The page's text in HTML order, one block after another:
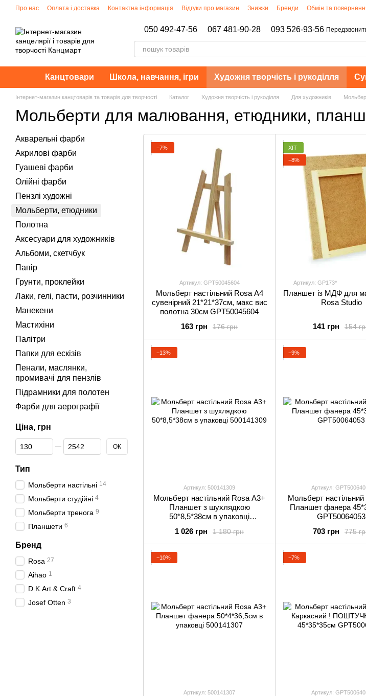
Перейти до основного контенту
Про нас Оплата і доставка Контактна інформація Відгуки про магазин Знижки Бренди Обмін та
050 492-47-56 067 481-90-28 093 526-93-56
Канцтовари Школа, навчання, ігри Художня творчість і рукоділля
Інтернет-магазин канцтоварів та товарів для творчості Каталог Художня творчість і рукоділля Для художників
Мольберти для малювання, етюдники,
−7%
Артикул: GPТ50045604
Мольберт настільний Rosa А4
сувенірний 21*21*37см, макс вис
полотна 30см GPТ50045604
176 грн
163 грн
ХІТ
−8%
Артикул: GP173*
Планшет із МДФ для
Rosa Studio
154
141 грн
−13%
Артикул: 500141309
Мольберт настільний Rosa А3+
Планшет з шухлядкою
50*8,5*38см в упаковці
1 180 грн
1 026 грн
−9%
Артикул:
Мольберт
Планшет фанера
GPТ50064053
775
703 грн
−10%
Артикул: 500141307
−7%
Артикул:
Акварельні фарби
Акрилові фарби
Гуашеві фарби
Олійні фарби
Пензлі художні
Мольберти, етюдники
Полотна
Аксесуари для художників
Альбоми, скетчбук
Папір
Грунти, проклейки
Лаки, гелі, пасти, розчинники
Манекени
Мастихіни
Палітри
Папки для ескізів
Пенали, маслянки,
промивачі для пензлів
Підрамники для полотен
Фарби для аерографії
Ціна, грн
Від Ціна, грн
До Ціна, грн ОК
Тип
Мольберти настільні 14
Мольберти студійні 4
Мольберти тренога 9
Планшети 6
Бренд
Rosa 27
Aihao 1
D.K.Art & Craft 4
Josef Otten 3